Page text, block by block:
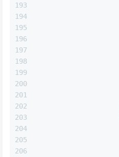
192
193
194
195
196
197
198
199
200
201
202
203
204
205